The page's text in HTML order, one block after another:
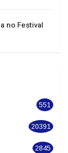
no Festival
551
20391
2845